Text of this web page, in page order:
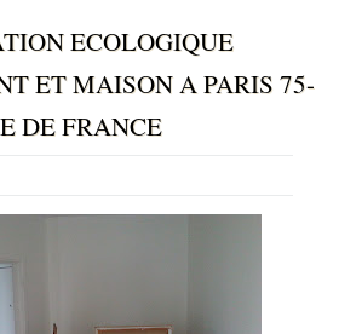
ECOLOGIQUE
ET MAISON A PARIS 75-
DE FRANCE